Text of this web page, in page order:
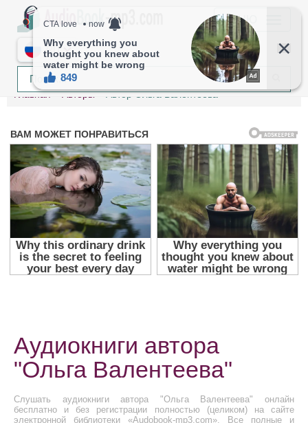
МЕНЮ
RU
Главная Авторы Автор Ольга Валентеева
Аудиокниги автора
"Ольга Валентеева"
Слушать аудиокниги автора "Ольга Валентеева" онлайн
бесплатно и без регистрации полностью (целиком) на сайте
электронной библиотеки «Audobook-mp3.com». Все полные и